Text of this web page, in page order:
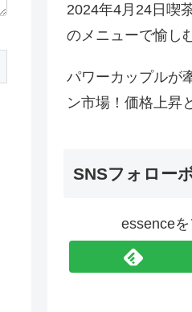
2024年4月24日喫
のメニューで愉し
パワーカップルが
ン市場！価格上昇
SNSフォロー
essence